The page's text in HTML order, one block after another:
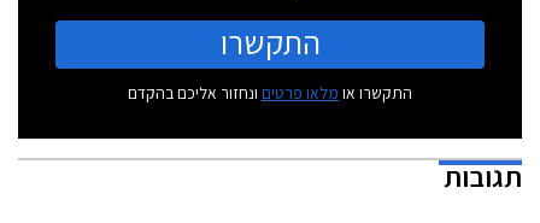
התקשרו
התקשרו או מלאו פרטים ונחזור אליכם בהקדם
תגובות